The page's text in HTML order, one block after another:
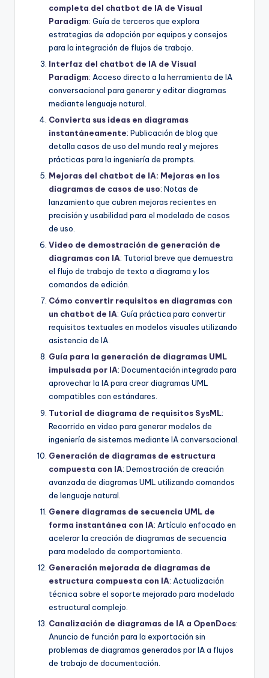
completa del chatbot de IA de Visual
Paradigm: Guía de terceros que explora
estrategias de adopción por equipos y consejos
para la integración de flujos de trabajo.
Interfaz del chatbot de IA de Visual
Paradigm: Acceso directo a la herramienta de IA
conversacional para generar y editar diagramas
mediante lenguaje natural.
Convierta sus ideas en diagramas
instantáneamente: Publicación de blog que
detalla casos de uso del mundo real y mejores
prácticas para la ingeniería de prompts.
Mejoras del chatbot de IA: Mejoras en los
diagramas de casos de uso: Notas de
lanzamiento que cubren mejoras recientes en
precisión y usabilidad para el modelado de casos
de uso.
Video de demostración de generación de
diagramas con IA: Tutorial breve que demuestra
el flujo de trabajo de texto a diagrama y los
comandos de edición.
Cómo convertir requisitos en diagramas con
un chatbot de IA: Guía práctica para convertir
requisitos textuales en modelos visuales utilizando
asistencia de IA.
Guía para la generación de diagramas UML
impulsada por IA: Documentación integrada para
aprovechar la IA para crear diagramas UML
compatibles con estándares.
Tutorial de diagrama de requisitos SysML:
Recorrido en video para generar modelos de
ingeniería de sistemas mediante IA conversacional.
Generación de diagramas de estructura
compuesta con IA: Demostración de creación
avanzada de diagramas UML utilizando comandos
de lenguaje natural.
Genere diagramas de secuencia UML de
forma instantánea con IA: Artículo enfocado en
acelerar la creación de diagramas de secuencia
para modelado de comportamiento.
Generación mejorada de diagramas de
estructura compuesta con IA: Actualización
técnica sobre el soporte mejorado para modelado
estructural complejo.
Canalización de diagramas de IA a OpenDocs:
Anuncio de función para la exportación sin
problemas de diagramas generados por IA a flujos
de trabajo de documentación.